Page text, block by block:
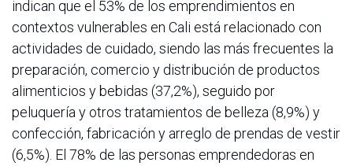
indican que el 53% de los emprendimientos en
contextos vulnerables en Cali está relacionado con
actividades de cuidado, siendo las más frecuentes la
preparación, comercio y distribución de productos
alimenticios y bebidas (37,2%), seguido por
peluquería y otros tratamientos de belleza (8,9%) y
confección, fabricación y arreglo de prendas de vestir
(6,5%). El 78% de las personas emprendedoras en